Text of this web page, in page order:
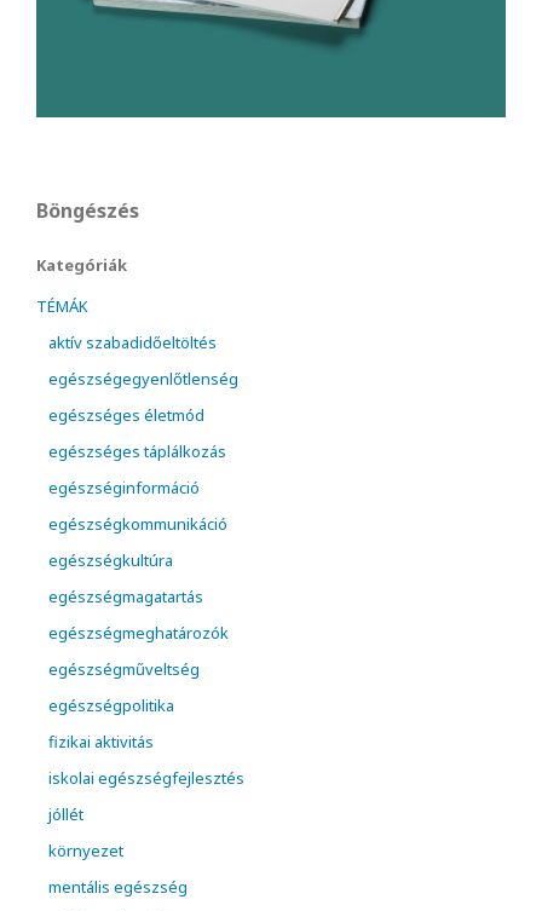
Böngészés
Kategóriák
TÉMÁK
aktív szabadidőeltöltés
egészségegyenlőtlenség
egészséges életmód
egészséges táplálkozás
egészséginformáció
egészségkommunikáció
egészségkultúra
egészségmagatartás
egészségmeghatározók
egészségműveltség
egészségpolitika
fizikai aktivitás
iskolai egészségfejlesztés
jóllét
környezet
mentális egészség